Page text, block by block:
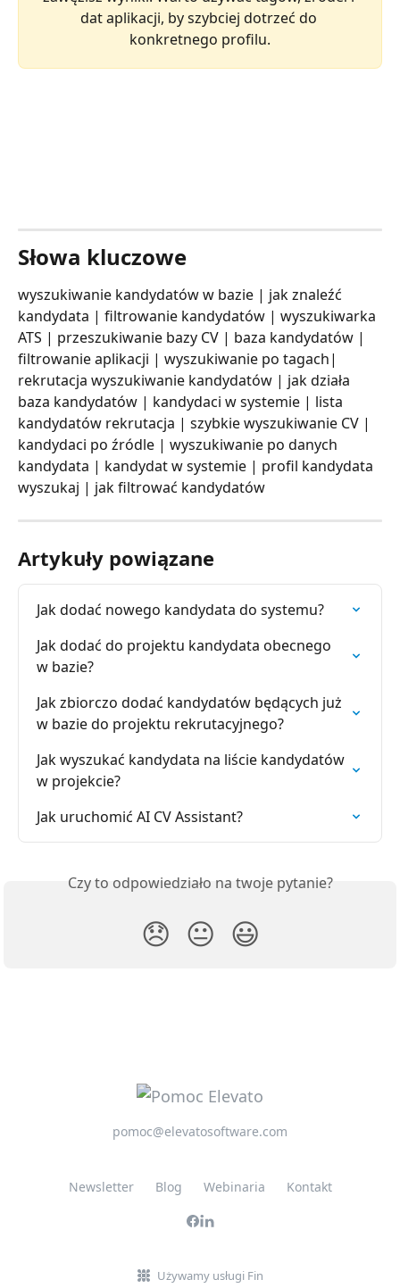
dat aplikacji, by szybciej dotrzeć do
konkretnego profilu.
Słowa kluczowe
wyszukiwanie kandydatów w bazie | jak znaleźć
kandydata | filtrowanie kandydatów | wyszukiwarka
ATS | przeszukiwanie bazy CV | baza kandydatów |
filtrowanie aplikacji | wyszukiwanie po tagach|
rekrutacja wyszukiwanie kandydatów | jak działa
baza kandydatów | kandydaci w systemie | lista
kandydatów rekrutacja | szybkie wyszukiwanie CV |
kandydaci po źródle | wyszukiwanie po danych
kandydata | kandydat w systemie | profil kandydata
wyszukaj | jak filtrować kandydatów
Artykuły powiązane
Jak dodać nowego kandydata do systemu?
Jak dodać do projektu kandydata obecnego
w bazie?
Jak zbiorczo dodać kandydatów będących już
w bazie do projektu rekrutacyjnego?
Jak wyszukać kandydata na liście kandydatów
w projekcie?
Jak uruchomić AI CV Assistant?
Czy to odpowiedziało na twoje pytanie?
😞 😐 😃
pomoc@elevatosoftware.com
Newsletter Blog Webinaria Kontakt
Używamy usługi Fin